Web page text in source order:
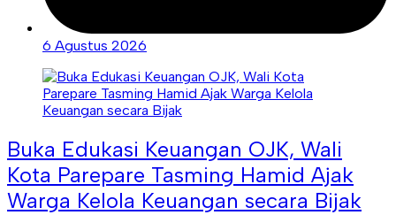
6 Agustus 2026
Buka Edukasi Keuangan OJK, Wali
Kota Parepare Tasming Hamid Ajak
Warga Kelola Keuangan secara Bijak